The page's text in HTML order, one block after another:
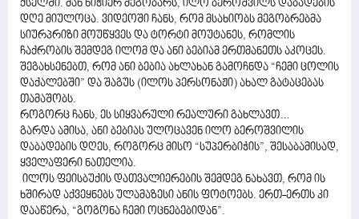
ქსელში. მან ნიჭიერ მეგობარს, ილო ბეროშვილს დაბადების
დღე მიულოცა. ვიდეოში ჩანს, რომ მსახიობს მეგობრებმა
სიურპრიზი მოუწყვეს და ტორტი მოუტანეს, რომლის
ჩაქრობის შემდეგ ილომ და ანი ბებიამ ერთმანეთს აკოცეს.
შეგახსენებთ, რომ ანი ბებია ახლახან გამოჩნდა “ჩემი ცოლის
დაქალებში” და შაგუს (ილოს პერსონაჟი) ახალ გატაცებას
თამაშობს.
როგორც ჩანს, ეს სიყვარული რეალური გახლავთ…
გარდა ამისა, ანი ბებიას ულოცავენ ილო ბეროშვილის
დაბადების დღეს, როგორც მისო “სუპერბიჭის”, შესაბამისად,
ყველაფერი ნათელია.
ილოს ფეისბუქის დათვალიერების შემდეგ ნახავთ, რომ ის
ხშირად აქვეყნებს ულამაზესი ანის ფოტოებს. ერთ-ერთს კი
დააწერა, “გოგონა ჩემი ოცნებებიდან”.